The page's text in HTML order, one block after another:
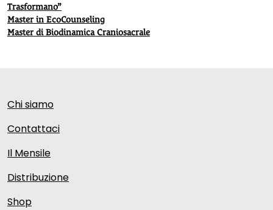
Trasformano”
Master in EcoCounseling
Master di Biodinamica Craniosacrale
Chi siamo
Contattaci
Il Mensile
Distribuzione
Shop